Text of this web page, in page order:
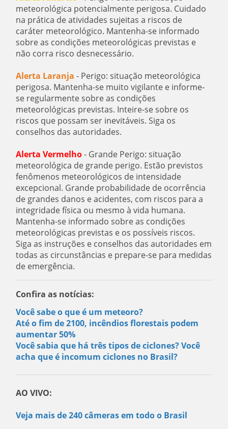
meteorológica potencialmente perigosa. Cuidado
na prática de atividades sujeitas a riscos de
caráter meteorológico. Mantenha-se informado
sobre as condições meteorológicas previstas e
não corra risco desnecessário.
Alerta Laranja - Perigo: situação meteorológica
perigosa. Mantenha-se muito vigilante e informe-
se regularmente sobre as condições
meteorológicas previstas. Inteire-se sobre os
riscos que possam ser inevitáveis. Siga os
conselhos das autoridades.
Alerta Vermelho- Grande Perigo: situação
meteorológica de grande perigo. Estão previstos
fenômenos meteorológicos de intensidade
excepcional. Grande probabilidade de ocorrência
de grandes danos e acidentes, com riscos para a
integridade física ou mesmo à vida humana.
Mantenha-se informado sobre as condições
meteorológicas previstas e os possíveis riscos.
Siga as instruções e conselhos das autoridades em
todas as circunstâncias e prepare-se para medidas
de emergência.
Confira as notícias:
Você sabe o que é um meteoro?
Até o fim de 2100, incêndios florestais podem
aumentar 50%
Você sabia que há três tipos de ciclones? Você
acha que é incomum ciclones no Brasil?
AO VIVO:
Veja mais de 240 câmeras em todo o Brasil